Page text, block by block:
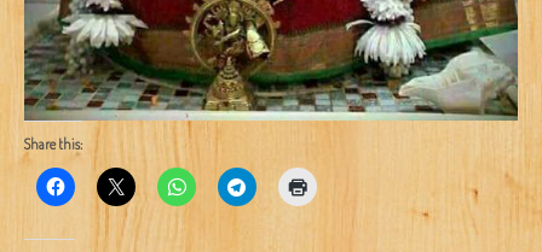
Share this: